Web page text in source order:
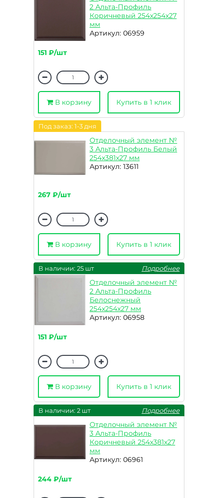
2 Альта-Профиль
Коричневый 254x254x27
мм
Артикул: 06959
151 ₽/шт
В корзину Купить в 1 клик
Под заказ: 1-3 дня
Отделочный элемент №
3 Альта-Профиль Белый
254x381x27 мм
Артикул: 13611
267 ₽/шт
В корзину Купить в 1 клик
В наличии: 25 шт Подробнее
Отделочный элемент №
2 Альта-Профиль
Белоснежный
254x254x27 мм
Артикул: 06958
151 ₽/шт
В корзину Купить в 1 клик
В наличии: 2 шт Подробнее
Отделочный элемент №
3 Альта-Профиль
Коричневый 254x381x27
мм
Артикул: 06961
244 ₽/шт